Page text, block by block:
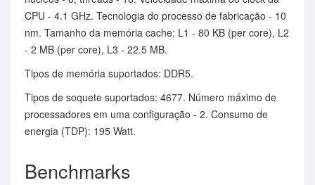
CPU - 4.1 GHz. Tecnologia do processo de fabricação - 10
nm. Tamanho da memória cache: L1 - 80 KB (per core), L2
- 2 MB (per core), L3 - 22.5 MB.
Tipos de memória suportados: DDR5.
Tipos de soquete suportados: 4677. Número máximo de
processadores em uma configuração - 2. Consumo de
energia (TDP): 195 Watt.
Benchmarks